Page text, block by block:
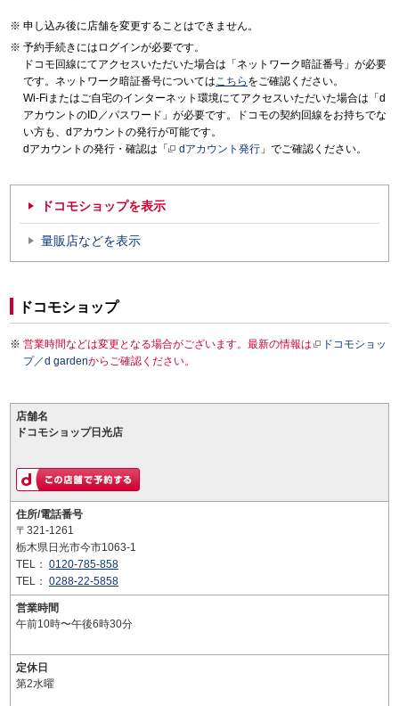
申し込み後に店舗を変更することはできません。
予約手続きにはログインが必要です。
ドコモ回線にてアクセスいただいた場合は「ネットワーク暗証番号」が必要
です。ネットワーク暗証番号についてはこちら をご確認ください。
Wi-Fiまたはご自宅のインターネット環境にてアクセスいただいた場合は「d
アカウントのID／パスワード」が必要です。ドコモの契約回線をお持ちでな
い方も、dアカウントの発行が可能です。
dアカウントの発行・確認は「
dアカウント発行 」でご確認ください。
ドコモショップを表示
量販店などを表示
ドコモショップ
営業時間などは変更となる場合がございます。最新の情報は
ドコモショッ
プ／d gardenからご確認ください。
店舗名
ドコモショップ日光店
住所/電話番号
〒321-1261
栃木県日光市今市1063-1
TEL： 0120-785-858
TEL： 0288-22-5858
営業時間
午前10時〜午後6時30分
定休日
第2水曜